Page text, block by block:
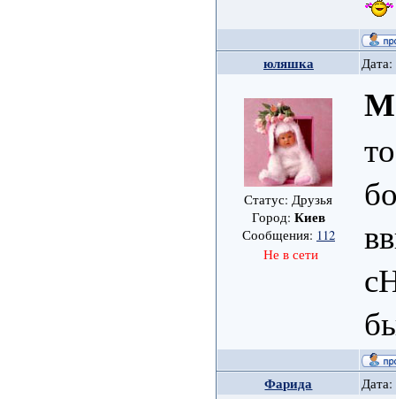
юляшка Дата:
Статус: Друзья
Город: Киев
Сообщения: 112
Не в сети
Фарида